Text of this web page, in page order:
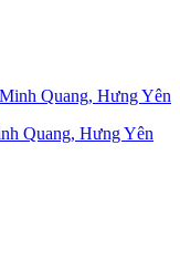
Quang, Hưng Yên